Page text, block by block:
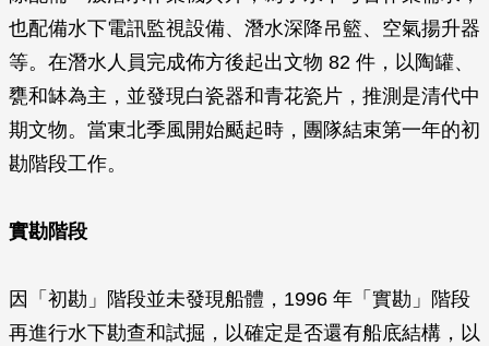
也配備水下電訊監視設備、潛水深降吊籃、空氣揚升器
等。在潛水人員完成佈方後起出文物 82 件，以陶罐、
甕和缽為主，並發現白瓷器和青花瓷片，推測是清代中
期文物。當東北季風開始颳起時，團隊結束第一年的初
勘階段工作。
實勘階段
因「初勘」階段並未發現船體，1996 年「實勘」階段
再進行水下勘查和試掘，以確定是否還有船底結構，以